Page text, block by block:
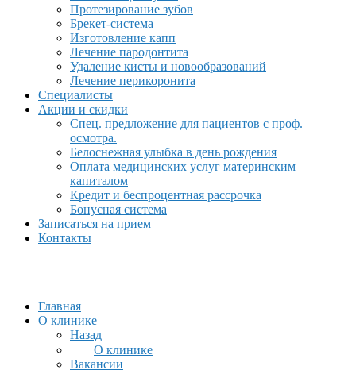
Протезирование зубов
Брекет-система
Изготовление капп
Лечение пародонтита
Удаление кисты и новообразований
Лечение перикоронита
Специалисты
Акции и скидки
Спец. предложение для пациентов с проф.
осмотра.
Белоснежная улыбка в день рождения
Оплата медицинских услуг материнским
капиталом
Кредит и беспроцентная рассрочка
Бонусная система
Записаться на прием
Контакты
Главная
О клинике
Назад
О клинике
Вакансии